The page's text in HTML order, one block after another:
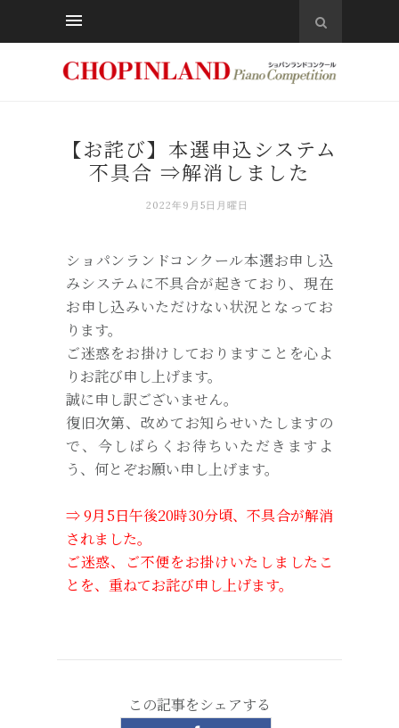
【お詫び】本選申込システム
不具合 ⇒解消しました
2022年9月5日月曜日
ショパンランドコンクール本選お申し込
みシステムに不具合が起きており、現在
お申し込みいただけない状況となってお
ります。
ご迷惑をお掛けしておりますことを心よ
りお詫び申し上げます。
誠に申し訳ございません。
復旧次第、改めてお知らせいたしますの
で、今しばらくお待ちいただきますよ
う、何とぞお願い申し上げます。
⇒ 9月5日午後20時30分頃、不具合が解消
されました。
ご迷惑、ご不便をお掛けいたしましたこ
とを、重ねてお詫び申し上げます。
この記事をシェアする